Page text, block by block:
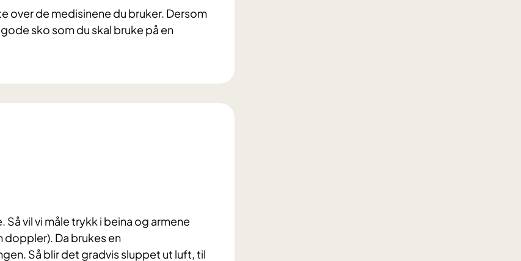
over de medisinene du bruker. Dersom
sko som du skal bruke på en
vil vi måle trykk i beina og armene
Da brukes en
Så blir det gradvis sluppet ut luft, til